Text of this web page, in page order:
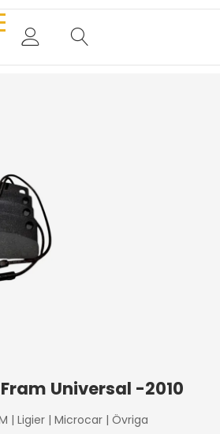
Universal -2010
| Ligier | Microcar | Övriga